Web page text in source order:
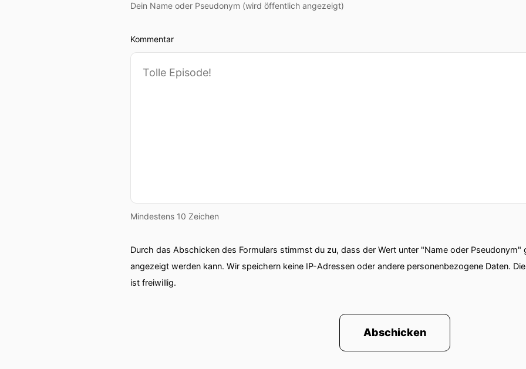
Dein Name oder Pseudonym (wird öffentlich angezeigt)
Kommentar
Mindestens 10 Zeichen
Durch das Abschicken des Formulars stimmst du zu, dass der Wert unter "Name oder
angezeigt werden kann. Wir speichern keine IP-Adressen oder andere personenbezogene Daten.
ist freiwillig.
Abschicken